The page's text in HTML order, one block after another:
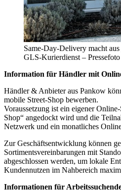
Same-Day-Delivery macht
GLS-Kurierdienst – Pressefoto
Information für Händler mit
Händler & Anbieter aus Pankow
mobile Street-Shop bewerben.
Voraussetzung ist ein eigener
Shop“ angedockt wird und die
Netzwerk und ein monatliches
Zur Geschäftsentwicklung können
Sortimentsvereinbarungen mit
abgeschlossen werden, um lokale
Kundennutzen im Nahbereich
Informationen für